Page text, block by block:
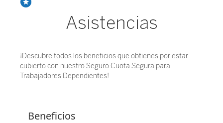
Asistencias
¡Descubre todos los beneficios que obtienes por estar
cubierto con nuestro Seguro Cuota Segura para
Trabajadores Dependientes!
Beneficios